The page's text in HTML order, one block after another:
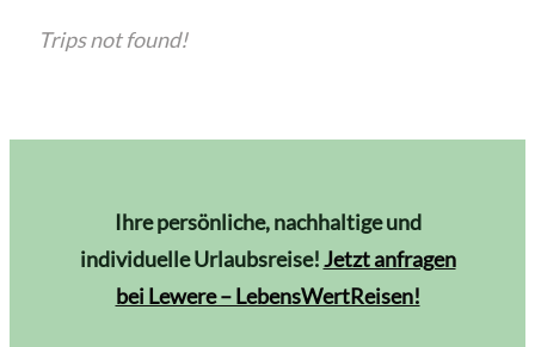
Trips not found!
Ihre persönliche, nachhaltige und
individuelle Urlaubsreise!Jetzt anfragen
bei Lewere – LebensWertReisen!